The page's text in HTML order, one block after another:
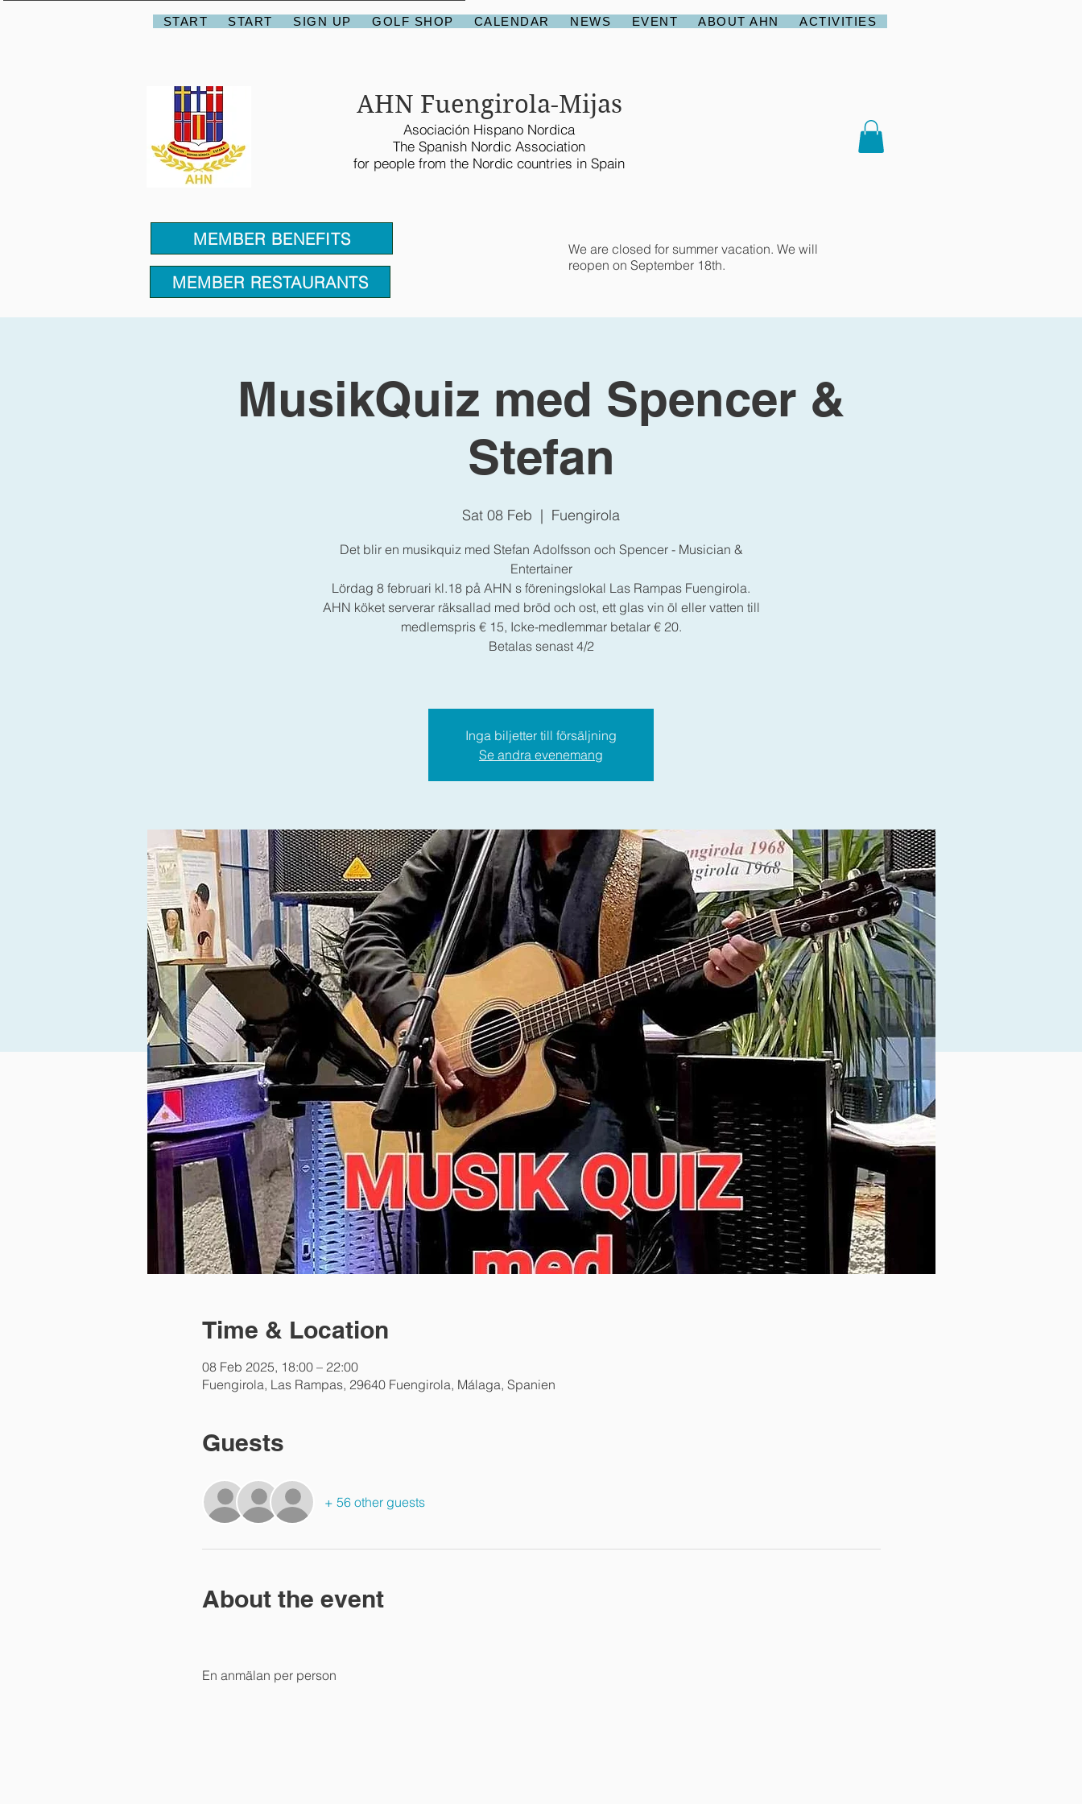
START START SIGN UP GOLF SHOP CALENDAR NEWS EVENT ABOUT AHN ACTIVITIES
AHN Fuengirola-Mijas
Asociación Hispano Nordica
The Spanish Nordic Association
for people from the Nordic countries in Spain
MEMBER BENEFITS
MEMBER RESTAURANTS
We are closed for summer vacation. We will
reopen on September 18th.
MusikQuiz med Spencer &
Stefan
Sat 08 Feb
  |
Fuengirola
Det blir en musikquiz med Stefan Adolfsson och Spencer - Musician &
Entertainer
Lördag 8 februari kl.18 på AHN s föreningslokal Las Rampas Fuengirola.
AHN köket serverar räksallad med bröd och ost, ett glas vin öl eller vatten till
medlemspris € 15, Icke-medlemmar betalar € 20.
Betalas senast 4/2
Inga biljetter till försäljning
Se andra evenemang
Time & Location
08 Feb 2025, 18:00 – 22:00
Fuengirola, Las Rampas, 29640 Fuengirola, Málaga, Spanien
Guests
+ 56 other guests
About the event
En anmälan per person